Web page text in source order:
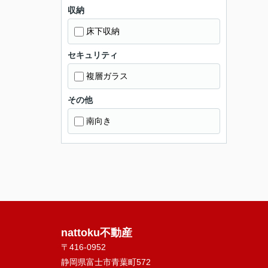
収納
床下収納
セキュリティ
複層ガラス
その他
南向き
nattoku不動産
〒416-0952
静岡県富士市青葉町572